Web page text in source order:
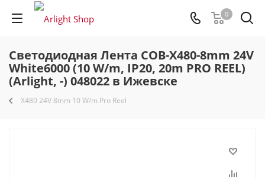
0
Светодиодная Лента COB-X480-8mm 24V
White6000 (10 W/m, IP20, 20m PRO REEL)
(Arlight, -) 048022 в Ижевске
X480 24V 8mm 10 W/m Pro Reel